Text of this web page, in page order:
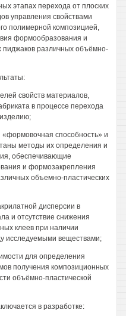
этапах перехода от плоских
управления свойствами
полимерной композицией,
формообразования и
пиджаков различных объёмно-
свойств материалов,
в процессе перехода
способность» и
методы их определения и
обеспечивающие
и формозакрепления
объемно-пластических
дисперсии в
и отсутствие снижения
клеев при наличии
исследуемыми веществами;
для определения
получения композиционных
объёмно-пластической
в разработке: